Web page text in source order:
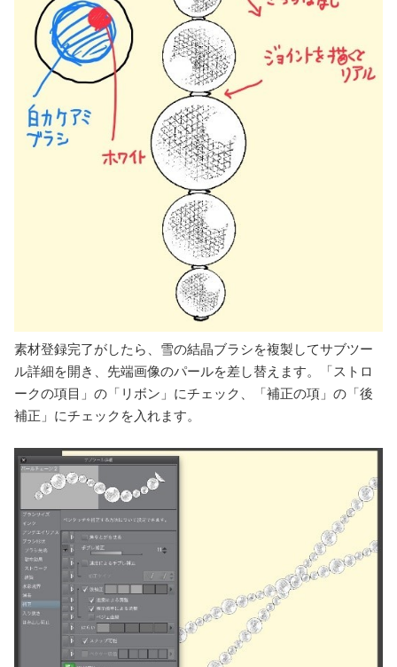
素材登録完了がしたら、雪の結晶ブラシを複製してサブツー
ル詳細を開き、先端画像のパールを差し替えます。「ストロ
ークの項目」の「リボン」にチェック、「補正の項」の「後
補正」にチェックを入れます。